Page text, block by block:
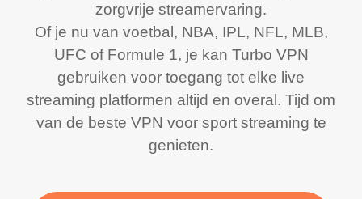
zorgvrije streamervaring.
Of je nu van voetbal, NBA, IPL, NFL, MLB,
UFC of Formule 1, je kan Turbo VPN
gebruiken voor toegang tot elke live
streaming platformen altijd en overal. Tijd om
van de beste VPN voor sport streaming te
genieten.